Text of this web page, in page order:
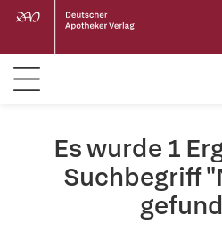
Es wurde 1
Suchbegriff